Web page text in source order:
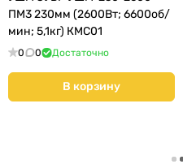
ПМ3 230мм (2600Вт; 6600об/
мин; 5,1кг) КМС01
0 0 Достаточно
В корзину